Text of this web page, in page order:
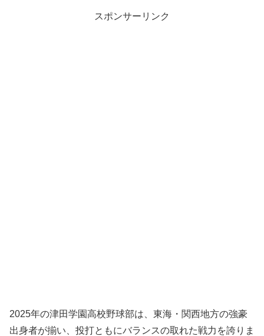
スポンサーリンク
2025年の津田学園高校野球部は、東海・関西地方の強豪
出身者が揃い、投打ともにバランスの取れた戦力を誇りま